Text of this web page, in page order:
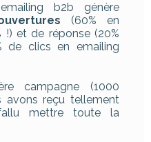
b2b génère
(60% en
!) et de réponse (20%
de clics en emailing
campagne (1000
avons reçu tellement
mettre toute la